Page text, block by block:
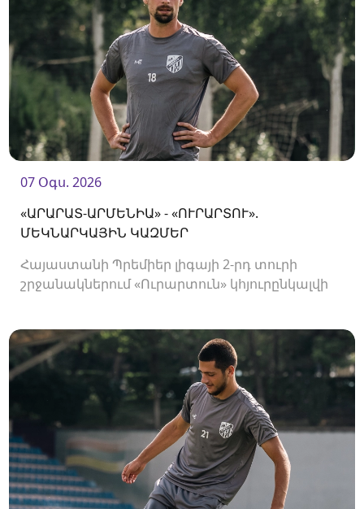
07 Օգս. 2026
«ԱՐԱՐԱՏ-ԱՐՄԵՆԻԱ» - «ՈՒՐԱՐՏՈՒ».
ՄԵԿՆԱՐԿԱՅԻՆ ԿԱԶՄԵՐ
Հայաստանի Պրեմիեր լիգայի 2-րդ տուրի
շրջանակներում «Ուրարտուն» կհյուրընկալվի